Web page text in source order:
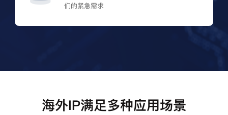
们的紧急需求
海外IP满足多种应用场景